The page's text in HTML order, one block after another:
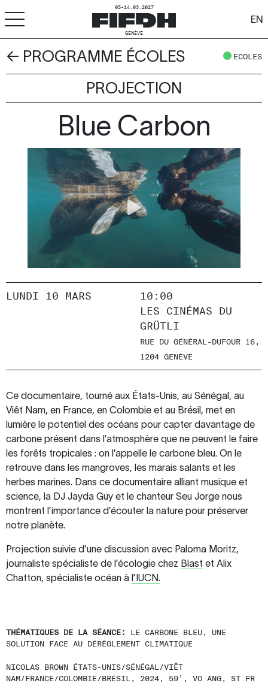
05-14.03.2027
GENÈVE
EN
A A- ACCESSIBILITÉ
Ressources & Médias
← PROGRAMME ÉCOLES ECOLES
PROJECTION
Blue Carbon
LUNDI 10 MARS
10:00
LES CINÉMAS DU
GRÜTLI
RUE DU GÉNÉRAL-DUFOUR 16,
1204 GENÈVE
Ce documentaire, tourné aux États-Unis, au Sénégal, au
Viêt Nam, en France, en Colombie et au Brésil, met en
lumière le potentiel des océans pour capter davantage de
carbone présent dans l’atmosphère que ne peuvent le faire
les forêts tropicales : on l’appelle le carbone bleu. On le
retrouve dans les mangroves, les marais salants et les
herbes marines. Dans ce documentaire alliant musique et
science, la DJ Jayda Guy et le chanteur Seu Jorge nous
montrent l’importance d’écouter la nature pour préserver
notre planète.
Projection suivie d’une discussion avec Paloma Moritz,
journaliste spécialiste de l’écologie chez Blast et Alix
Chatton, spécialiste océan à l’IUCN.
THÉMATIQUES DE LA SÉANCE:
LE CARBONE BLEU, UNE
SOLUTION FACE AU DÉRÈGLEMENT CLIMATIQUE
NICOLAS BROWN ÉTATS-UNIS/SÉNÉGAL/VIÊT
NAM/FRANCE/COLOMBIE/BRÉSIL, 2024, 59’, VO ANG, ST FR